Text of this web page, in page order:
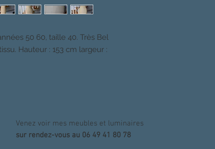
50 60, taille 40. Très Bel
Hauteur : 153 cm largeur :
Venez voir mes meubles et luminaires
sur rendez-vous au 06 49 41 80 78